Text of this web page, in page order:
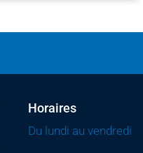
Horaires
Du lundi au vendredi